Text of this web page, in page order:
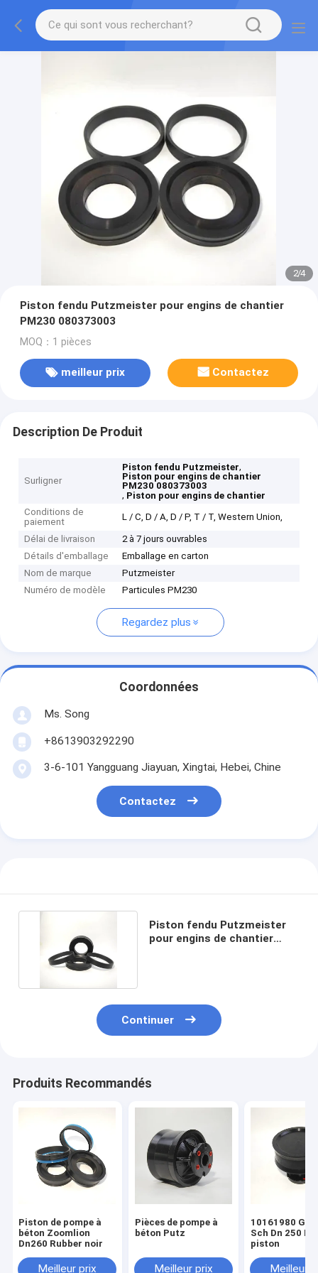
2/4
Piston fendu Putzmeister pour engins de chantier
PM230 080373003
MOQ：1 pièces
meilleur prix Contactez
Description De Produit
Surligner
Piston fendu Putzmeister,
Piston pour engins de chantier
PM230 080373003
, Piston pour engins de chantier
Conditions de
paiement
L / C, D / A, D / P, T / T, Western Union,
Délai de livraison
2 à 7 jours ouvrables
Détails d'emballage
Emballage en carton
Nom de marque
Putzmeister
Numéro de modèle
Particules PM230
Regardez plus
Coordonnées
Ms. Song
+8613903292290
3-6-101 Yangguang Jiayuan, Xingtai, Hebei, Chine
Contactez
Piston fendu Putzmeister
pour engins de chantier
Continuer
Produits Recommandés
Piston de pompe à
béton Zoomlion
Dn260 Rubber noir
Meilleur prix
Pièces de pompe à
béton Putz
Meilleur prix
10161980 G
Sch Dn 250
piston
Meilleur